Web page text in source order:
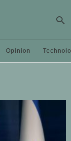
Opinion